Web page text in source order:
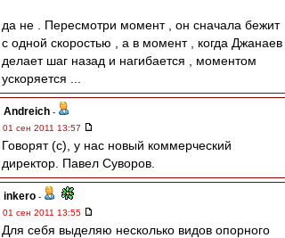
да не . Пересмотри момент , он сначала бежит
с одной скоростью , а в момент , когда Джанаев
делает шаг назад и нагибается , моментом
ускоряется ...
Andreich -
01 сен 2011 13:57
Говорят (с), у нас новый коммерческий
директор. Павел Суворов.
inkero -
01 сен 2011 13:55
Для себя выделяю несколько видов опорного